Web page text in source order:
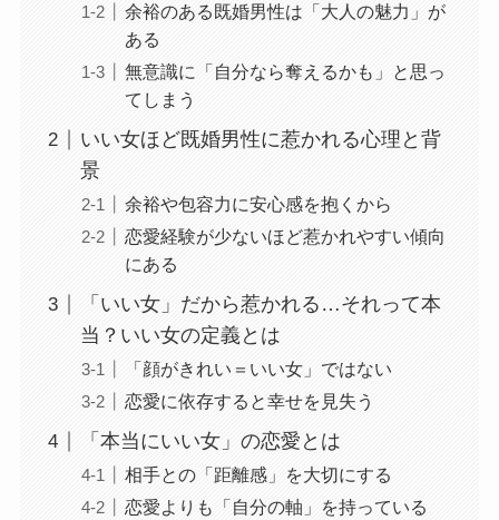
余裕のある既婚男性は「大人の魅力」が
ある
無意識に「自分なら奪えるかも」と思っ
てしまう
いい女ほど既婚男性に惹かれる心理と背
景
余裕や包容力に安心感を抱くから
恋愛経験が少ないほど惹かれやすい傾向
にある
「いい女」だから惹かれる…それって本
当？いい女の定義とは
「顔がきれい＝いい女」ではない
恋愛に依存すると幸せを見失う
「本当にいい女」の恋愛とは
相手との「距離感」を大切にする
恋愛よりも「自分の軸」を持っている